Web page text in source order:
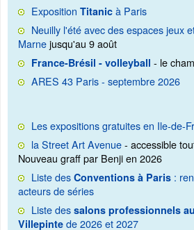
Exposition Titanic à Paris
Neuilly l'été avec des espaces jeux
Marnejusqu'au 9 août
France-Brésil - volleyball - le
ARES 43 Paris - septembre 2026
Les expositions gratuites en Ile-de-
la Street Art Avenue- accessible
Nouveau graff par Benji en 2026
Liste des Conventions à Paris :
acteurs de séries
Liste des salons professionnels
Villepinte de 2026 et 2027